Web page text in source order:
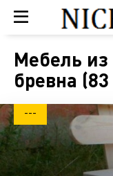
Мебель
бревна
---